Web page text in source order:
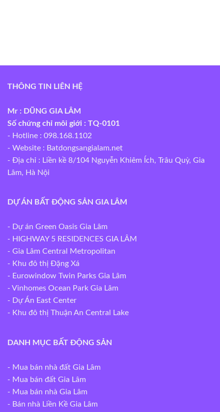
THÔNG TIN LIÊN HỆ
Mr : DŨNG GIA LÂM
Số chứng chỉ môi giới : TQ-0101
- Hotline : 098.168.1102
- Website : Batdongsangialam.net
- Địa chỉ : Liền kề 8/104 Nguyễn Khiêm Ích, Trâu Quỳ, Gia
Lâm, Hà Nội
DỰ ÁN BẤT ĐỘNG SẢN GIA LÂM
- Dự án Green Oasis Gia Lâm
- HIGHWAY 5 RESIDENCES GIA LÂM
- Gia Lâm Central Metropolitan
- Khu đô thị Đặng Xá
- Eurowindow Twin Parks Gia Lâm
- Vinhomes Ocean Park Gia Lâm
- Dự Án East Center
- Khu đô thị Thuận An Central Lake
DANH MỤC BẤT ĐỘNG SẢN
- Mua bán nhà đất Gia Lâm
- Mua bán đất Gia Lâm
- Mua bán nhà Gia Lâm
- Bán nhà Liền Kề Gia Lâm